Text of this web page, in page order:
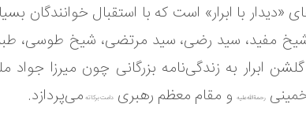
«دیدار با ابرار» است که با استقبال خوانندگان
مفید، سید رضی، سید مرتضی، شیخ طوسی،
ابرار به زندگی‌نامه بزرگانی چون میرزا
رحمة‌الله‌علیه و مقام معظم رهبری دامت برکاته می‌پردازد.
وجود ندارد.